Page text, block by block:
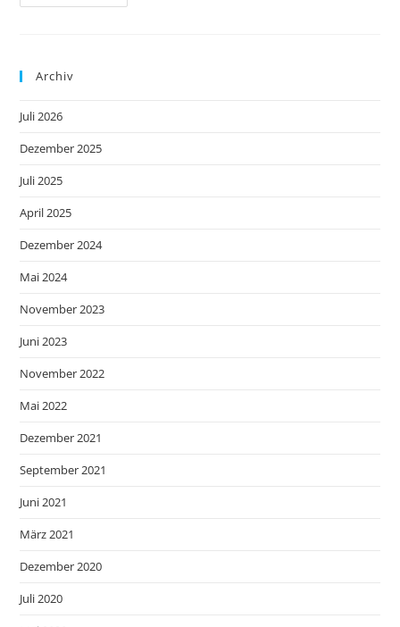
Archiv
Juli 2026
Dezember 2025
Juli 2025
April 2025
Dezember 2024
Mai 2024
November 2023
Juni 2023
November 2022
Mai 2022
Dezember 2021
September 2021
Juni 2021
März 2021
Dezember 2020
Juli 2020